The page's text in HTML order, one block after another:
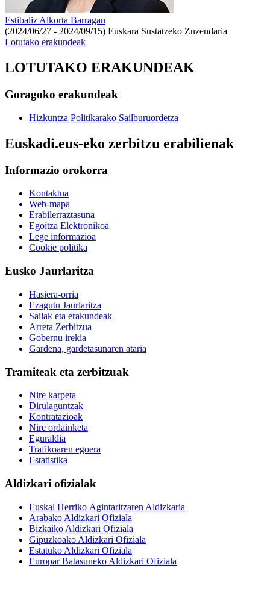
Estibaliz Alkorta Barragan
(2024/06/27 - 2024/09/15) Euskara Sustatzeko Zuzendaria
Lotutako erakundeak
LOTUTAKO ERAKUNDEAK
Goragoko erakundeak
Hizkuntza Politikarako Sailburuordetza
Euskadi.eus-eko zerbitzu erabilienak
Informazio orokorra
Kontaktua
Web-mapa
Erabilerraztasuna
Egoitza Elektronikoa
Lege informazioa
Cookie politika
Eusko Jaurlaritza
Hasiera-orria
Ezagutu Jaurlaritza
Sailak eta erakundeak
Arreta Zerbitzua
Gobernu irekia
Gardena, gardetasunaren ataria
Tramiteak eta zerbitzuak
Nire karpeta
Dirulaguntzak
Kontratazioak
Nire ordainketa
Eguraldia
Trafikoaren egoera
Estatistika
Aldizkari ofizialak
Euskal Herriko Agintaritzaren Aldizkaria
Arabako Aldizkari Ofiziala
Bizkaiko Aldizkari Ofiziala
Gipuzkoako Aldizkari Ofiziala
Estatuko Aldizkari Ofiziala
Europar Batasuneko Aldizkari Ofiziala